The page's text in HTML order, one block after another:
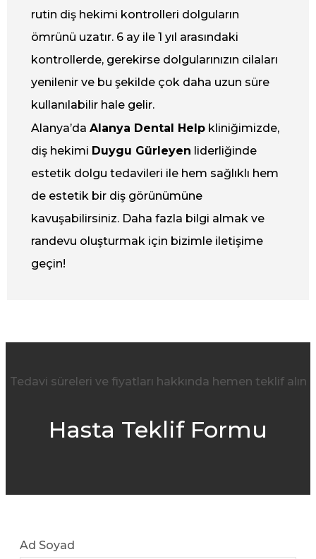
rutin diş hekimi kontrolleri dolguların
ömrünü uzatır. 6 ay ile 1 yıl arasındaki
kontrollerde, gerekirse dolgularınızın cilaları
yenilenir ve bu şekilde çok daha uzun süre
kullanılabilir hale gelir.
Alanya’daAlanya Dental Help kliniğimizde,
diş hekimi Duygu Gürleyen liderliğinde
estetik dolgu tedavileri ile hem sağlıklı hem
de estetik bir diş görünümüne
kavuşabilirsiniz. Daha fazla bilgi almak ve
randevu oluşturmak için bizimle iletişime
geçin!
Tedavi süreleri ve fiyatları hakkında hemen teklif alın
Hasta Teklif Formu
Ad Soyad